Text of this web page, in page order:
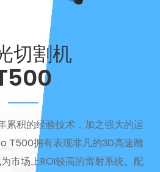
切割机
累积的经验技术，加之强大的运
T500拥有表现非凡的3D高速雕
市场上ROI较高的雷射系统。配